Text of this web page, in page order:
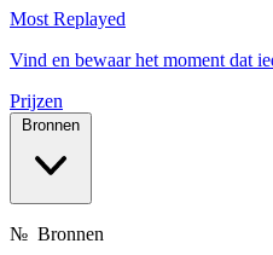
Most Replayed
Vind en bewaar het moment dat
Prijzen
Bronnen
№ Bronnen